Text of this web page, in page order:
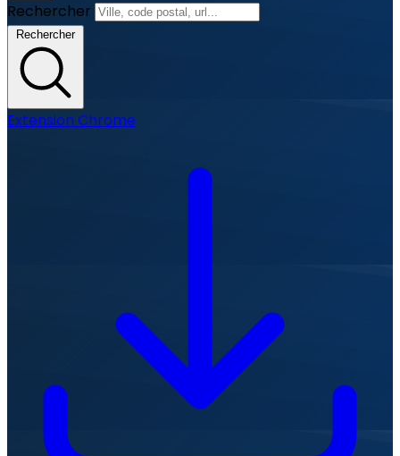
Rechercher
Rechercher
Extension Chrome